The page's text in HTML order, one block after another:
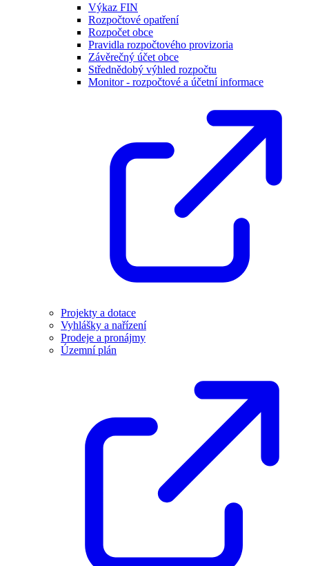
Výkaz FIN
Rozpočtové opatření
Rozpočet obce
Pravidla rozpočtového provizoria
Závěrečný účet obce
Střednědobý výhled rozpočtu
Monitor - rozpočtové a účetní informace
Projekty a dotace
Vyhlášky a nařízení
Prodeje a pronájmy
Územní plán